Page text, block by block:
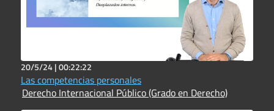
20/5/24 |00:22:22
Las competencias personales
Derecho Internacional Público (Grado en Derecho)